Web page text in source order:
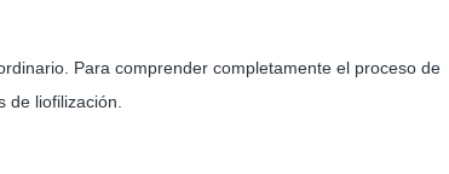
Para comprender completamente el proceso de
de liofilización.